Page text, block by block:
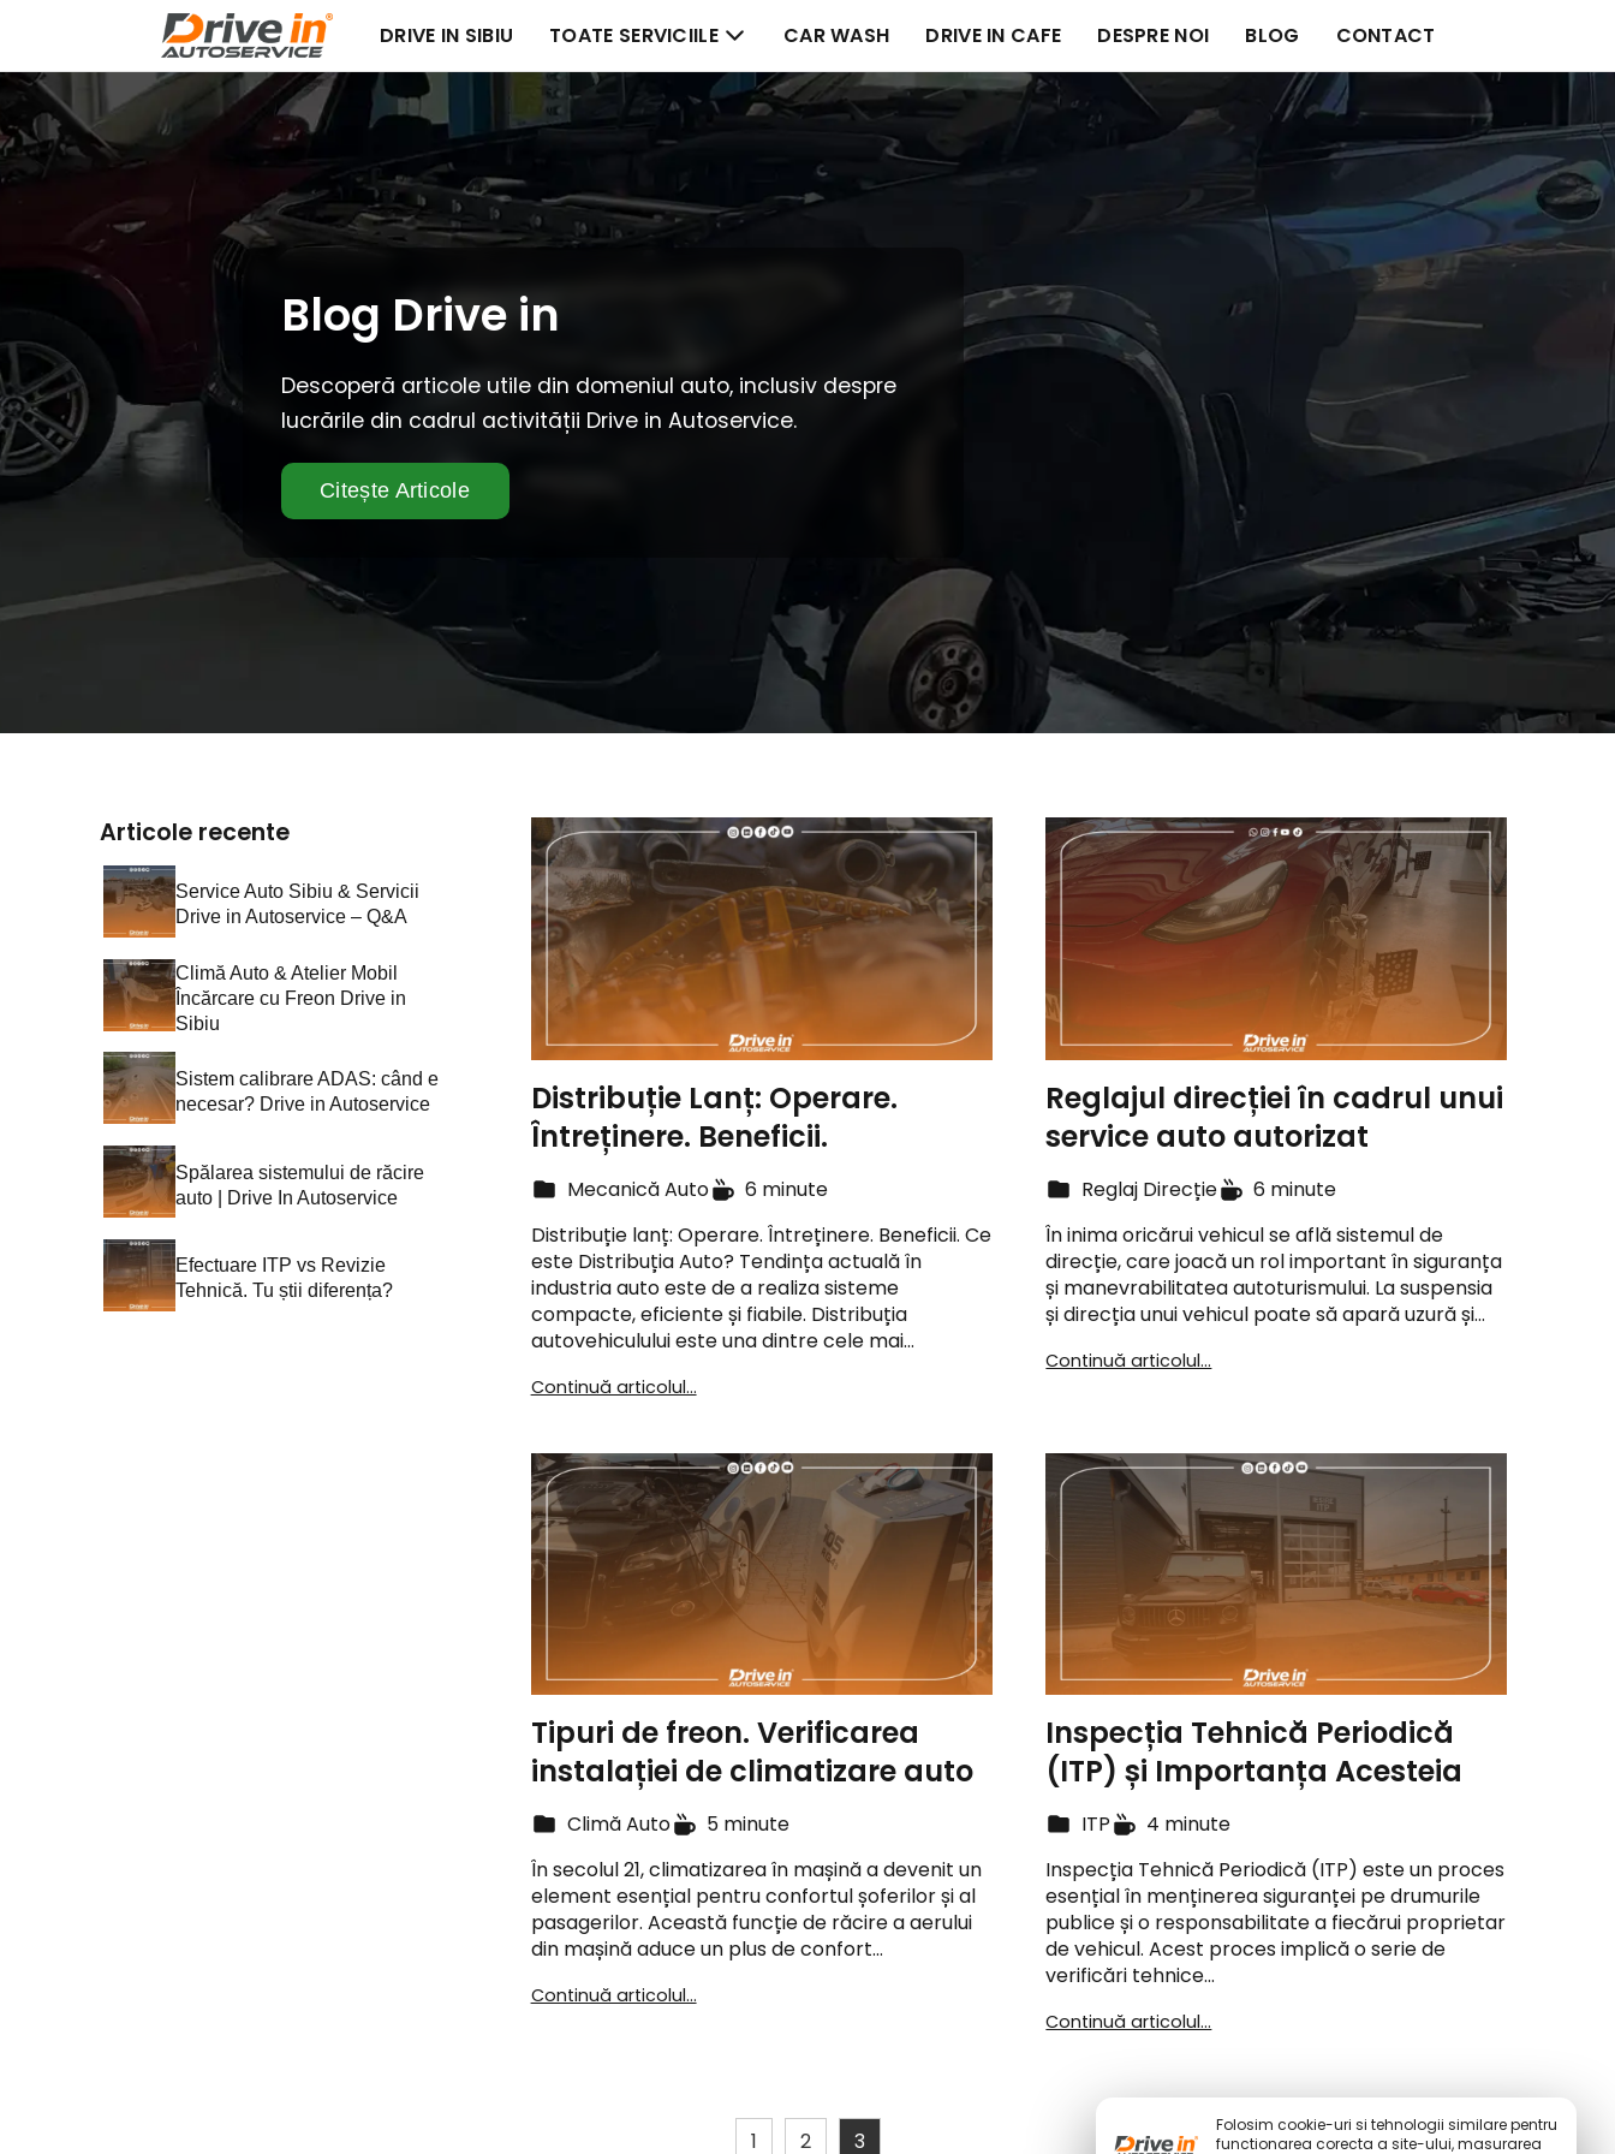
DRIVE IN SIBIU TOATE SERVICIILE CAR WASH DRIVE IN CAFE DESPRE NOI BLOG CONTACT
Blog Drive in
Descoperă articole utile din domeniul auto, inclusiv despre
lucrările din cadrul activității Drive in Autoservice.
Citește Articole
Articole recente
Service Auto Sibiu & Servicii
Drive in Autoservice – Q&A
Climă Auto & Atelier Mobil
Încărcare cu Freon Drive in
Sibiu
Sistem calibrare ADAS: când e
necesar? Drive in Autoservice
Spălarea sistemului de răcire
auto | Drive In Autoservice
Efectuare ITP vs Revizie
Tehnică. Tu știi diferența?
Distribuție Lanț: Operare.
Întreținere. Beneficii.
Mecanică Auto
6 minute
Distribuție lanț: Operare. Întreținere. Beneficii. Ce
este Distribuția Auto? Tendința actuală în
industria auto este de a realiza sisteme
compacte, eficiente și fiabile. Distribuția
autovehiculului este una dintre cele mai…
Continuă articolul...
Reglajul direcției în cadrul unui
service auto autorizat
Reglaj Direcție
6 minute
În inima oricărui vehicul se află sistemul de
direcție, care joacă un rol important în siguranța
și manevrabilitatea autoturismului. La suspensia
și direcția unui vehicul poate să apară uzură și…
Continuă articolul...
Tipuri de freon. Verificarea
instalației de climatizare auto
Climă Auto
5 minute
În secolul 21, climatizarea în mașină a devenit un
element esențial pentru confortul șoferilor și al
pasagerilor. Această funcție de răcire a aerului
din mașină aduce un plus de confort…
Continuă articolul...
Inspecția Tehnică Periodică
(ITP) și Importanța Acesteia
ITP
4 minute
Inspecția Tehnică Periodică (ITP) este un proces
esențial în menținerea siguranței pe drumurile
publice și o responsabilitate a fiecărui proprietar
de vehicul. Acest proces implică o serie de
verificări tehnice…
Continuă articolul...
1 2 3
Folosim cookie-uri si tehnologii similare pentru
functionarea corecta a site-ului, masurarea